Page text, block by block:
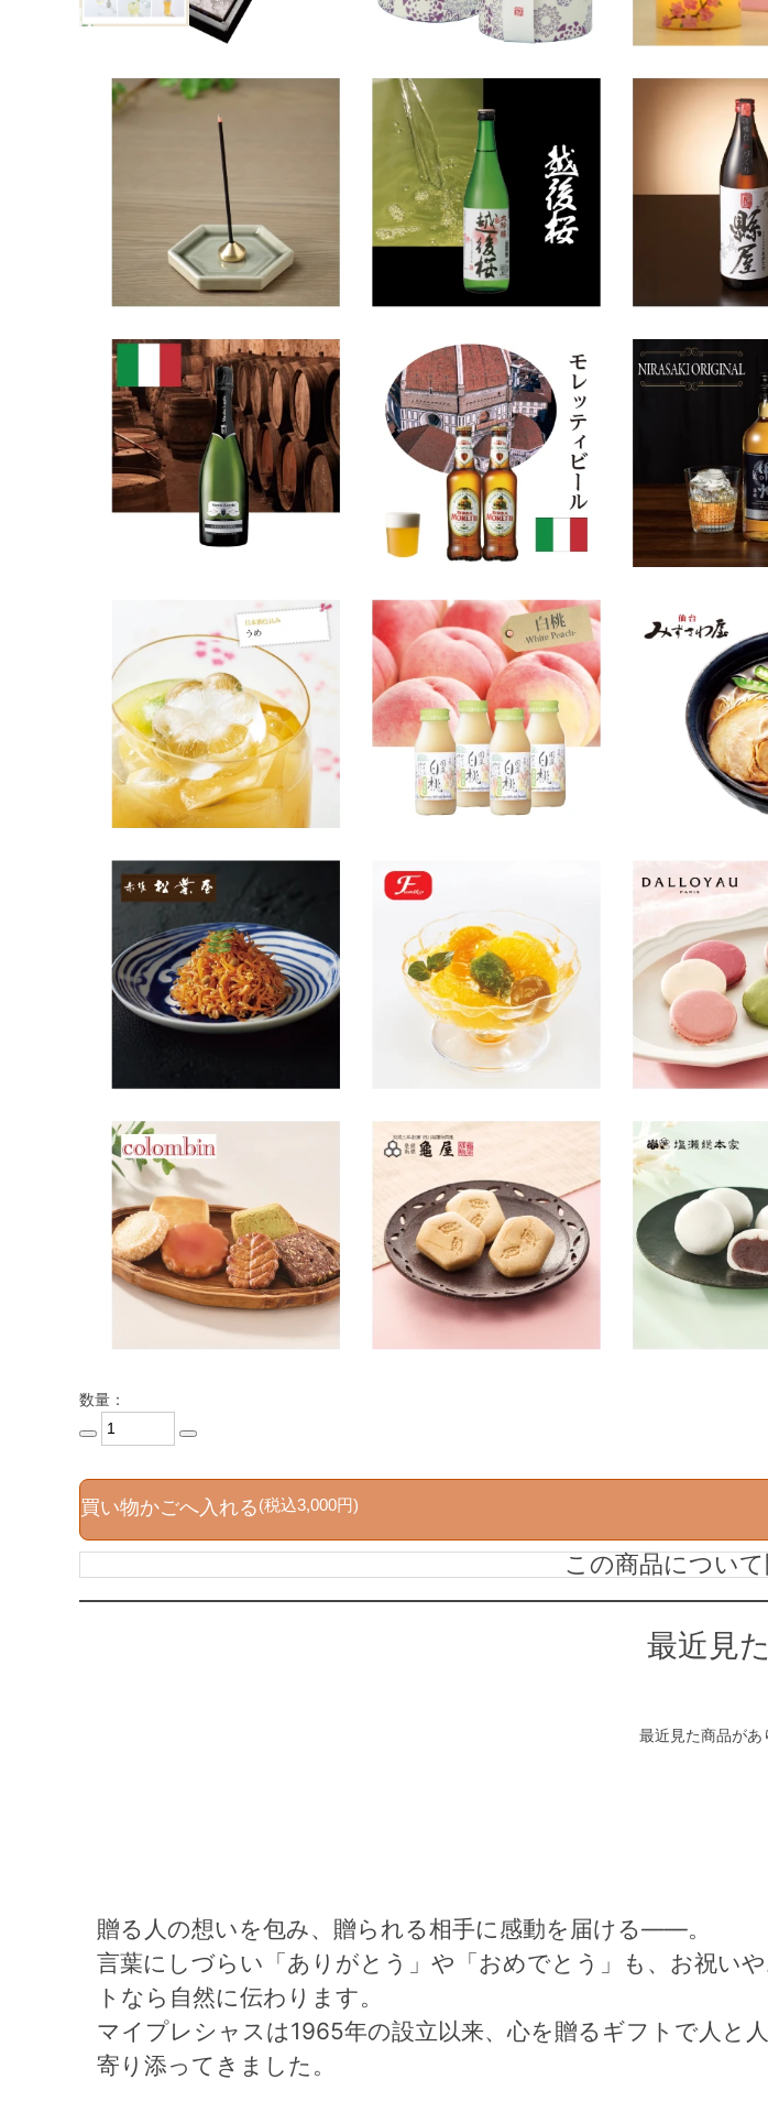
数量：
買い物かごへ入れる(税込3,000円)
この商品につい
最近見
最近見た商品があ
贈る人の想いを包み、贈られる相手に感動を届ける――。
言葉にしづらい「ありがとう」や「おめでとう」も、お祝い
トなら自然に伝わります。
マイプレシャスは1965年の設立以来、心を贈るギフトで人と
寄り添ってきました。